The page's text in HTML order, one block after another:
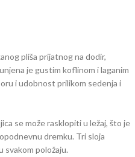
pliša prijatnog na dodir,
je gustim koflinom i laganim
i udobnost prilikom sedenja i
se može rasklopiti u ležaj, što je
dremku. Tri sloja
svakom položaju.